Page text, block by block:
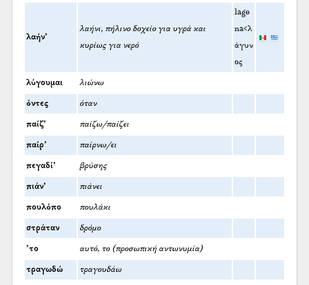
λαήν’
λαήνι, πήλινο δοχείο για υγρά και
κυρίως για νερό
lage
na<λ
άγυν
ος
λύγουμαι λιώνω
όντες όταν
παίζ’ παίζω/παίζει
παίρ’ παίρνω/ει
πεγαδί’ βρύσης
πιάν’ πιάνει
πουλόπο πουλάκι
στράταν δρόμο
’το αυτό, το (προσωπική αντωνυμία)
τραγωδώ τραγουδάω